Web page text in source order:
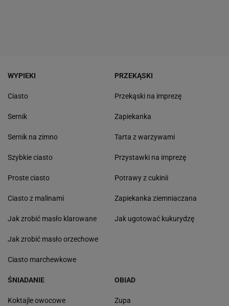
WYPIEKI
Ciasto
Sernik
Sernik na zimno
Szybkie ciasto
Proste ciasto
Ciasto z malinami
Jak zrobić masło klarowane
Jak zrobić masło orzechowe
Ciasto marchewkowe
PRZEKĄSKI
Przekąski na imprezę
Zapiekanka
Tarta z warzywami
Przystawki na imprezę
Potrawy z cukinii
Zapiekanka ziemniaczana
Jak ugotować kukurydzę
ŚNIADANIE
Koktajle owocowe
OBIAD
Zupa